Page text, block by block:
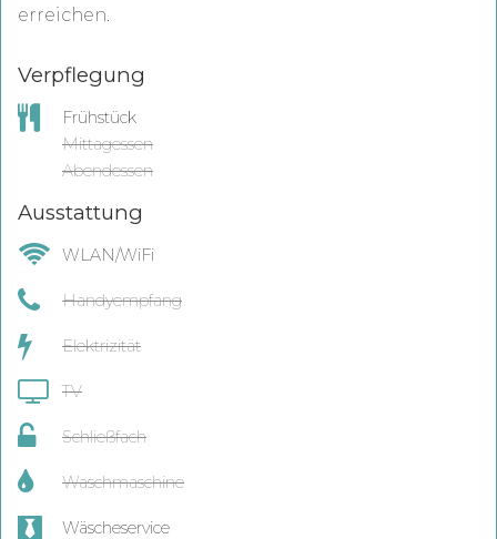
erreichen.
Verpflegung
Frühstück
Mittagessen
Abendessen
Ausstattung
WLAN/WiFi
Handyempfang
Elektrizität
TV
Schließfach
Waschmaschine
Wäscheservice